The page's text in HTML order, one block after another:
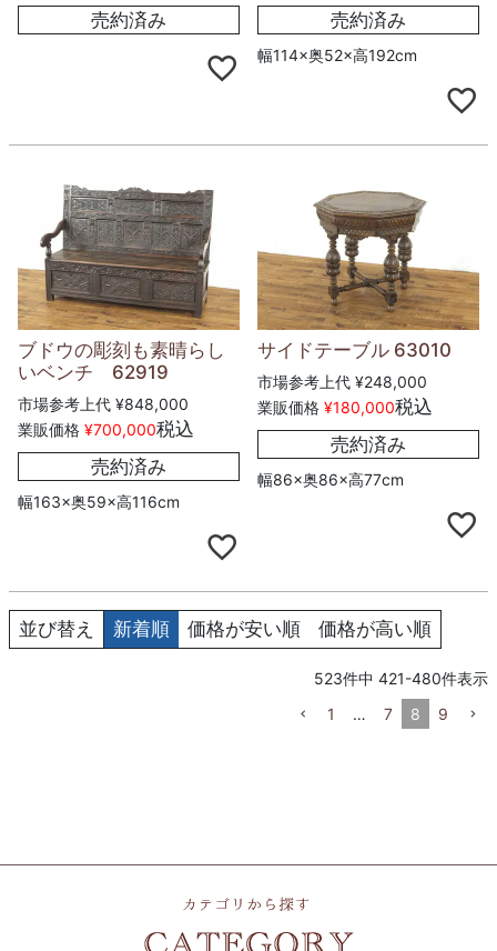
売約済み
売約済み
幅114×奥52×高192cm
ブドウの彫刻も素晴らし
いベンチ 62919
市場参考上代 ¥848,000
業販価格 ¥700,000税込
売約済み
幅163×奥59×高116cm
サイドテーブル 63010
市場参考上代 ¥248,000
業販価格 ¥180,000税込
売約済み
幅86×奥86×高77cm
並び替え 新着順 価格が安い順 価格が高い順
523件中 421-480件表示
1
… 7 8 9